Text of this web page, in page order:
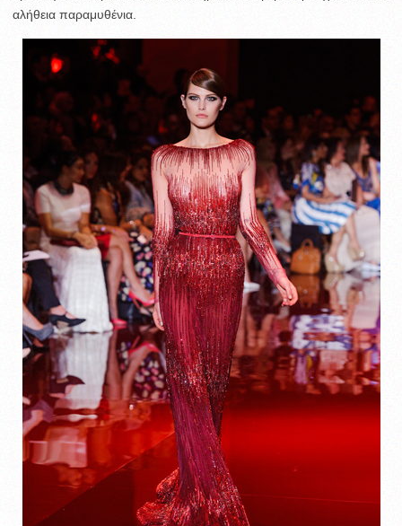
αλήθεια παραμυθένια.